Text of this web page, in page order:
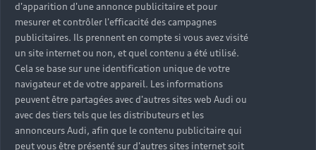
d'apparition d'une annonce publicitaire et pour
mesurer et contrôler l'efficacité des campagnes
publicitaires. Ils prennent en compte si vous avez visité
un site internet ou non, et quel contenu a été utilisé.
Cela se base sur une identification unique de votre
navigateur et de votre appareil. Les informations
peuvent être partagées avec d'autres sites web Audi ou
avec des tiers tels que les distributeurs et les
annonceurs Audi, afin que le contenu publicitaire qui
peut vous être présenté sur d'autres sites internet soit